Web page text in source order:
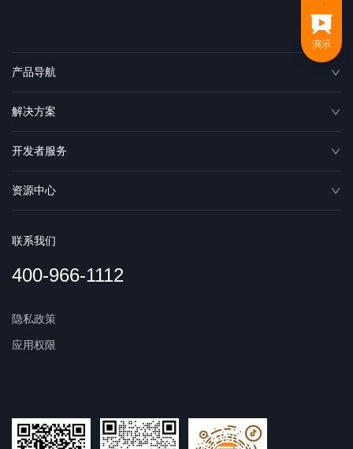
产品导航
解决方案
开发者服务
资源中心
联系我们
400-966-1112
隐私政策
应用权限
演示